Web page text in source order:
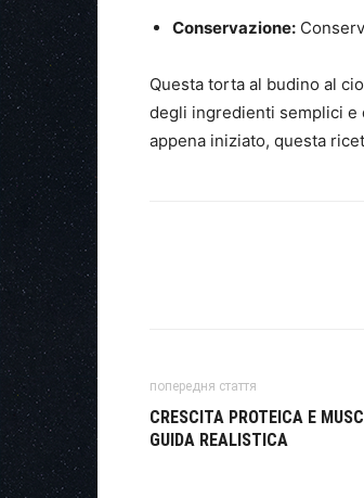
Conservazione:
Questa torta al budino al
degli ingredienti semplici e
appena iniziato, questa
попередня стаття
CRESCITA PROTEICA E
GUIDA REALISTICA